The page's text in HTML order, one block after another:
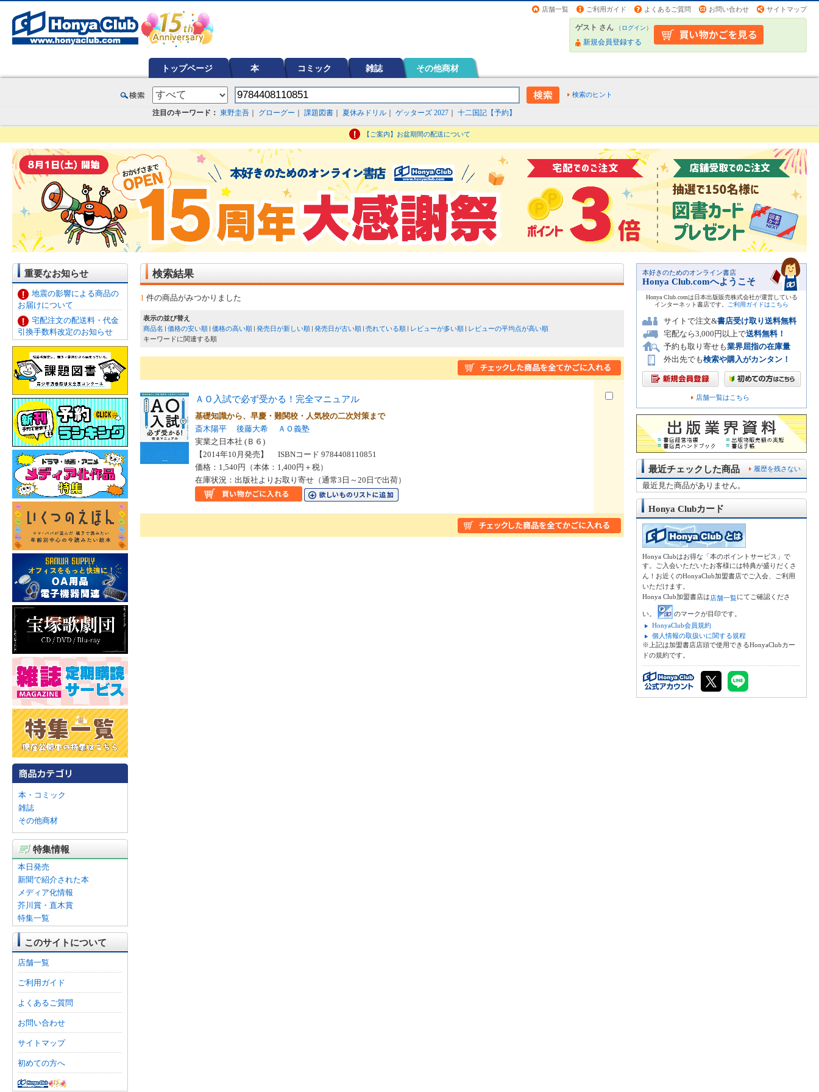
店舗一覧 ご利用ガイド よくあるご質問 お問い合わせ サイトマップ
ゲスト さん （ログイン）
新規会員登録する
トップページ 本 コミック 雑誌 その他商材
検索のヒント
注目のキーワード： 東野圭吾 グローグー 課題図書 夏休みドリル ゲッターズ 2027 十二国記【予約】
【ご案内】お盆期間の配送について
重要なお知らせ
地震の影響による商品の
お届けについて
宅配注文の配送料・代金
引換手数料改定のお知らせ
本・コミック
雑誌
その他商材
特集情報
本日発売
新聞で紹介された本
メディア化情報
芥川賞・直木賞
特集一覧
このサイトについて
店舗一覧
ご利用ガイド
よくあるご質問
お問い合わせ
サイトマップ
初めての方へ
検索結果
1 件の商品がみつかりました
表示の並び替え
商品名
価格の安い順 価格の高い順 発売日が新しい順 発売日が古い順 売れている順 レビューが多い順
レビューの平均点が高い順
キーワードに関連する順
ＡＯ入試で必ず受かる！完全マニュアル
基礎知識から、早慶・難関校・人気校の二次対策まで
斎木陽平
後藤大希
ＡＯ義塾
実業之日本社 (Ｂ６)
【2014年10月発売】 ISBNコード 9784408110851
価格：1,540円（本体：1,400円＋税）
在庫状況：出版社よりお取り寄せ（通常3日～20日で出荷）
本好きのためのオンライン書店
Honya Club.comへようこそ
Honya Club.comは日本出版販売株式会社が運営している
インターネット書店です。
ご利用ガイドはこちら
サイトで注文&書店受け取り送料無料
宅配なら3,000円以上で送料無料！
予約も取り寄せも業界屈指の在庫量
外出先でも検索や購入がカンタン！
店舗一覧はこちら
履歴を残さない
最近チェックした商品
最近見た商品がありません。
Honya Clubカード
Honya Clubはお得な「本のポイントサービス」で
す。ご入会いただいたお客様には特典が盛りだくさ
ん！お近くのHonyaClub加盟書店でご入会、ご利用
いただけます。
Honya Club加盟書店は店舗一覧にてご確認くださ
い。
のマークが目印です。
HonyaClub会員規約
個人情報の取扱いに関する規程
※上記は加盟書店店頭で使用できるHonyaClubカー
ドの規約です。